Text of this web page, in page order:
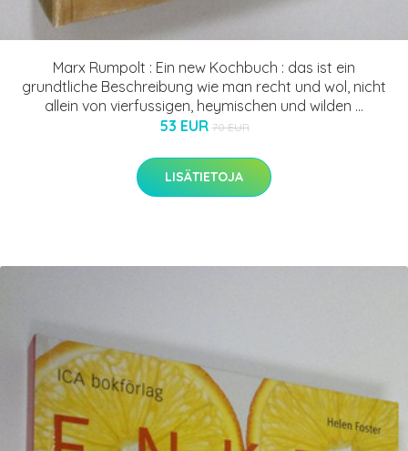
Marx Rumpolt : Ein new Kochbuch : das ist ein
grundtliche Beschreibung wie man recht und wol, nicht
allein von vierfussigen, heymischen und wilden ...
53 EUR 70 EUR
LISÄTIETOJA